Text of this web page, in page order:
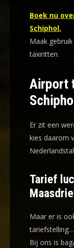
Boek nu
Schiphol.
Maak
taxiritten.
Airport
Er zit een
kies daarom
Tarief
Maar er is
Bij ons is